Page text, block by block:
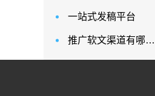
一站式发稿平台
推广软文渠道有哪些？